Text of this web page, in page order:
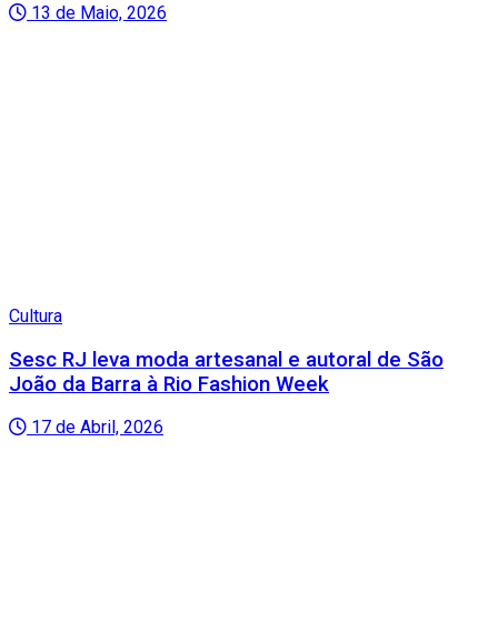
13 de Maio, 2026
Cultura
Sesc RJ leva moda artesanal e autoral de São
João da Barra à Rio Fashion Week
17 de Abril, 2026